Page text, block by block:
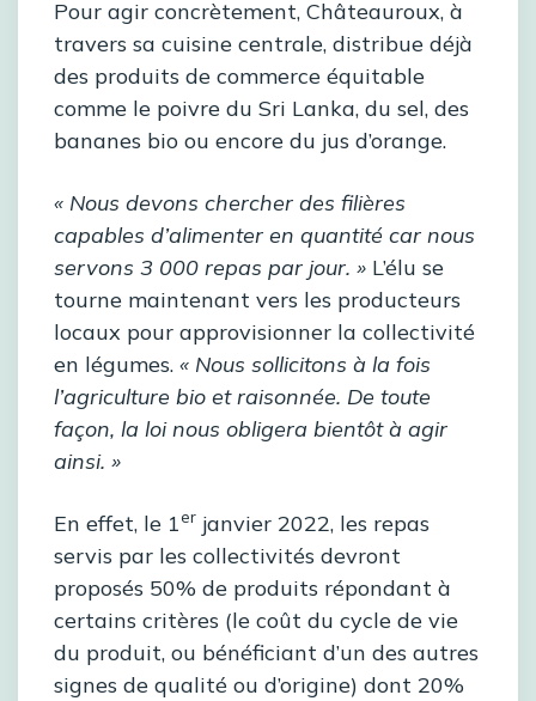
Pour agir concrètement, Châteauroux, à
travers sa cuisine centrale, distribue déjà
des produits de commerce équitable
comme le poivre du Sri Lanka, du sel, des
bananes bio ou encore du jus d’orange.
« Nous devons chercher des filières
capables d’alimenter en quantité car nous
servons 3 000 repas par jour. » L’élu se
tourne maintenant vers les producteurs
locaux pour approvisionner la collectivité
en légumes. « Nous sollicitons à la fois
l’agriculture bio et raisonnée. De toute
façon, la loi nous obligera bientôt à agir
ainsi. »
En effet, le 1er janvier 2022, les repas
servis par les collectivités devront
proposés 50% de produits répondant à
certains critères (le coût du cycle de vie
du produit, ou bénéficiant d’un des autres
signes de qualité ou d’origine) dont 20%